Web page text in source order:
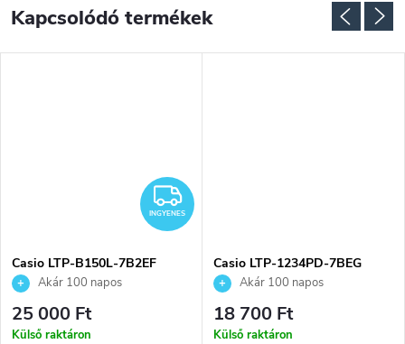
Kapcsolódó termékek
INGYENES
INGYENES
Casio LTP-B150L-7B2EF
karóraAkár 100 napos
visszaküldési lehetőség. Hivatalos
márkakereskedő.
25 000 Ft
Külső raktáron
Casio LTP-1234PD-7BEG
karóraAkár 100 napos
visszaküldési lehetőség. Hivatalos
márkakereskedő.
18 700 Ft
Külső raktáron